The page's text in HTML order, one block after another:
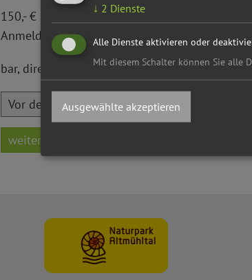
150,- € pro Gruppe
Anmeldung ist erforderlich!
bar, direkt an den Gästeführer
weiter...
↓ 2 Dienste
Alle Dienste aktivieren oder
Mit diesem Schalter können Sie alle
Ausgewählte akzeptieren